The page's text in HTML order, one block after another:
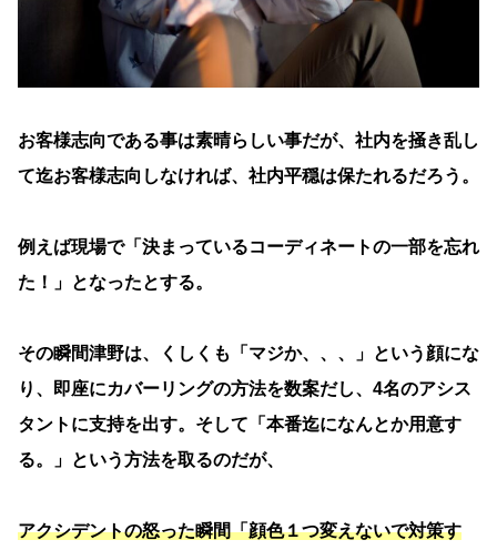
お客様志向である事は素晴らしい事だが、社内を掻き乱し
て迄お客様志向しなければ、社内平穏は保たれるだろう。
例えば現場で「決まっているコーディネートの一部を忘れ
た！」となったとする。
その瞬間津野は、くしくも「マジか、、、」という顔にな
り、即座にカバーリングの方法を数案だし、4名のアシス
タントに支持を出す。そして「本番迄になんとか用意す
る。」という方法を取るのだが、
アクシデントの怒った瞬間「顔色１つ変えないで対策す